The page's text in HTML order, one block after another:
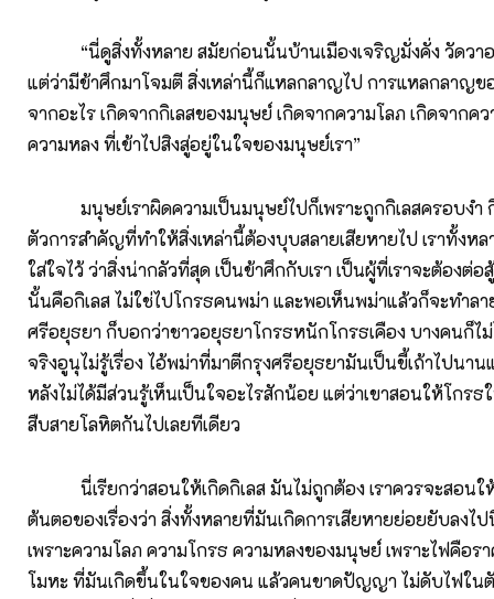
“นี่ดูสิ่งทั้งหลาย สมัยก่อนนั้นบ้านเมืองเจริญมั่งคั่ง วัดวาอ
แต่ว่ามีข้าศึกมาโจมตี สิ่งเหล่านี้ก็แหลกลาญไป การแหลกลาญขอ
จากอะไร เกิดจากกิเลสของมนุษย์ เกิดจากความโลภ เกิดจากค
ความหลง ที่เข้าไปสิงสู่อยู่ในใจของมนุษย์เรา”
มนุษย์เราผิดความเป็นมนุษย์ไปก็เพราะถูกกิเลสครอบงำ
ตัวการสำคัญที่ทำให้สิ่งเหล่านี้ต้องบุบสลายเสียหายไป เราทั้งหล
ใส่ใจไว้ ว่าสิ่งน่ากลัวที่สุด เป็นข้าศึกกับเรา เป็นผู้ที่เราจะต้องต่อ
นั้นคือกิเลส ไม่ใช่ไปโกรธคนพม่า และพอเห็นพม่าแล้วก็จะทำล
ศรีอยุธยา ก็บอกว่าชาวอยุธยาโกรธหนักโกรธเคือง บางคนก็ไ
จริงอูนุไม่รู้เรื่อง ไอ้พม่าที่มาตีกรุงศรีอยุธยามันเป็นขี้เถ้าไปนาน
หลังไม่ได้มีส่วนรู้เห็นเป็นใจอะไรสักน้อย แต่ว่าเขาสอนให้โกรธ
สืบสายโลหิตกันไปเลยทีเดียว
นี่เรียกว่าสอนให้เกิดกิเลส มันไม่ถูกต้อง เราควรจะสอนให้
ต้นตอของเรื่องว่า สิ่งทั้งหลายที่มันเกิดการเสียหายย่อยยับลงไป
เพราะความโลภ ความโกรธ ความหลงของมนุษย์ เพราะไฟคือร
โมหะ ที่มันเกิดขึ้นในใจของคน แล้วคนขาดปัญญา ไม่ดับไฟใน